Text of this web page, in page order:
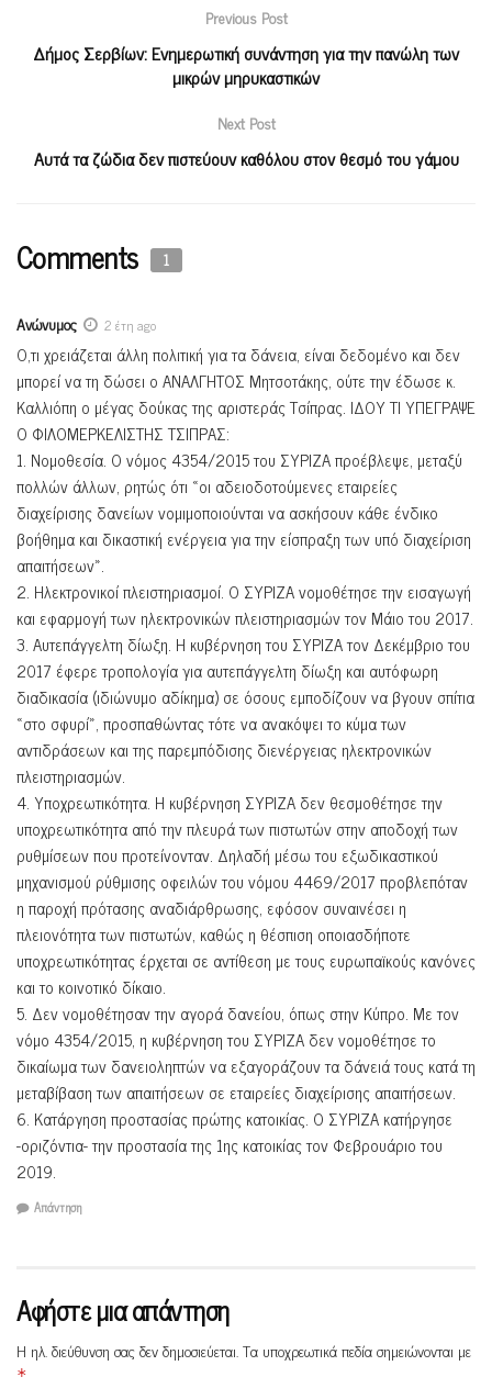
Previous Post
Δήμος Σερβίων: Ενημερωτική συνάντηση για την πανώλη των
μικρών μηρυκαστικών
Next Post
Αυτά τα ζώδια δεν πιστεύουν καθόλου στον θεσμό του γάμου
Comments 1
Ανώνυμος 2 έτη ago
Ο,τι χρειάζεται άλλη πολιτική για τα δάνεια, είναι δεδομένο και δεν
μπορεί να τη δώσει ο ΑΝΑΛΓΗΤΟΣ Μητσοτάκης, ούτε την έδωσε κ.
Καλλιόπη ο μέγας δούκας της αριστεράς Τσίπρας. ΙΔΟΥ ΤΙ ΥΠΕΓΡΑΨΕ
Ο ΦΙΛΟΜΕΡΚΕΛΙΣΤΗΣ ΤΣΙΠΡΑΣ:
1. Νομοθεσία. Ο νόμος 4354/2015 του ΣΥΡΙΖΑ προέβλεψε, μεταξύ
πολλών άλλων, ρητώς ότι «οι αδειοδοτούμενες εταιρείες
διαχείρισης δανείων νομιμοποιούνται να ασκήσουν κάθε ένδικο
βοήθημα και δικαστική ενέργεια για την είσπραξη των υπό διαχείριση
απαιτήσεων».
2. Ηλεκτρονικοί πλειστηριασμοί. Ο ΣΥΡΙΖΑ νομοθέτησε την εισαγωγή
και εφαρμογή των ηλεκτρονικών πλειστηριασμών τον Μάιο του 2017.
3. Αυτεπάγγελτη δίωξη. Η κυβέρνηση του ΣΥΡΙΖΑ τον Δεκέμβριο του
2017 έφερε τροπολογία για αυτεπάγγελτη δίωξη και αυτόφωρη
διαδικασία (ιδιώνυμο αδίκημα) σε όσους εμποδίζουν να βγουν σπίτια
«στο σφυρί», προσπαθώντας τότε να ανακόψει το κύμα των
αντιδράσεων και της παρεμπόδισης διενέργειας ηλεκτρονικών
πλειστηριασμών.
4. Υποχρεωτικότητα. Η κυβέρνηση ΣΥΡΙΖΑ δεν θεσμοθέτησε την
υποχρεωτικότητα από την πλευρά των πιστωτών στην αποδοχή των
ρυθμίσεων που προτείνονταν. Δηλαδή μέσω του εξωδικαστικού
μηχανισμού ρύθμισης οφειλών του νόμου 4469/2017 προβλεπόταν
η παροχή πρότασης αναδιάρθρωσης, εφόσον συναινέσει η
πλειονότητα των πιστωτών, καθώς η θέσπιση οποιασδήποτε
υποχρεωτικότητας έρχεται σε αντίθεση με τους ευρωπαϊκούς κανόνες
και το κοινοτικό δίκαιο.
5. Δεν νομοθέτησαν την αγορά δανείου, όπως στην Κύπρο. Με τον
νόμο 4354/2015, η κυβέρνηση του ΣΥΡΙΖΑ δεν νομοθέτησε το
δικαίωμα των δανειοληπτών να εξαγοράζουν τα δάνειά τους κατά τη
μεταβίβαση των απαιτήσεων σε εταιρείες διαχείρισης απαιτήσεων.
6. Κατάργηση προστασίας πρώτης κατοικίας. Ο ΣΥΡΙΖΑ κατήργησε
-οριζόντια- την προστασία της 1ης κατοικίας τον Φεβρουάριο του
2019.
Απάντηση
Αφήστε μια απάντηση
Η ηλ. διεύθυνση σας δεν δημοσιεύεται.Τα υποχρεωτικά πεδία σημειώνονται με
*